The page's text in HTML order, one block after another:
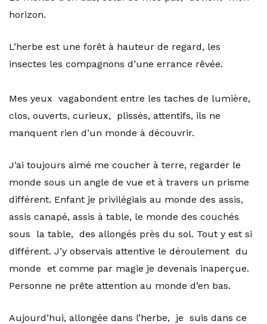
horizon.
L’herbe est une forêt à hauteur de regard, les
insectes les compagnons d’une errance rêvée.
Mes yeux vagabondent entre les taches de lumière,
clos, ouverts, curieux, plissés, attentifs, ils ne
manquent rien d’un monde à découvrir.
J’ai toujours aimé me coucher à terre, regarder le
monde sous un angle de vue et à travers un prisme
différent. Enfant je privilégiais au monde des assis,
assis canapé, assis à table, le monde des couchés
sous la table, des allongés près du sol. Tout y est si
différent. J’y observais attentive le déroulement du
monde et comme par magie je devenais inaperçue.
Personne ne prête attention au monde d’en bas.
Aujourd’hui, allongée dans l’herbe, je suis dans ce